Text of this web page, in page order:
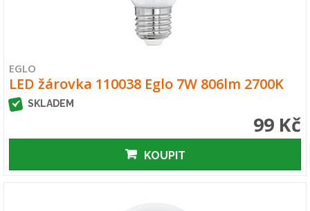
EGLO
LED žárovka 110038 Eglo 7W 806lm 2700K
SKLADEM
99 Kč
KOUPIT